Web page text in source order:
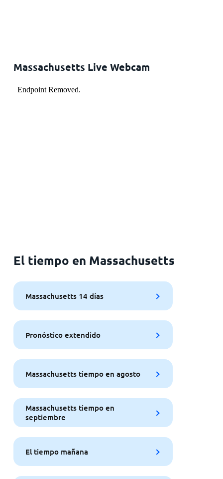
Massachusetts Live Webcam
El tiempo en Massachusetts
Massachusetts 14 días
Pronóstico extendido
Massachusetts tiempo en agosto
Massachusetts tiempo en
septiembre
El tiempo mañana